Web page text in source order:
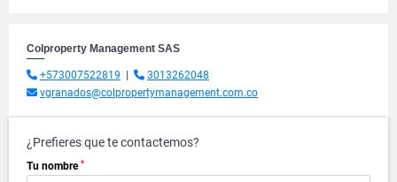
Colproperty Management SAS
+573007522819
3013262048
vgranados@colpropertymanagement.com.co
¿Prefieres que te contactemos?
Tu nombre *